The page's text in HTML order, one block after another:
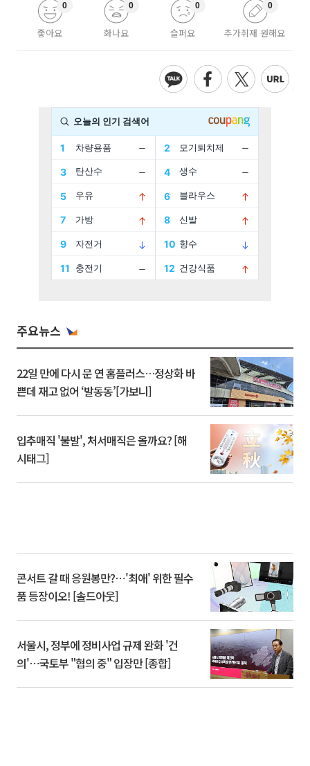
좋아요
0
화나요
0
슬퍼요
0
추가취재 원해요
0
주요뉴스
22일 만에 다시 문 연 홈플러스…정상화 바
쁜데 재고 없어 ‘발동동’[가보니]
입추매직 '불발', 처서매직은 올까요? [해
시태그]
콘서트 갈 때 응원봉만?⋯'최애' 위한 필수
품 등장이오! [솔드아웃]
서울시, 정부에 정비사업 규제 완화 '건
의'⋯국토부 "협의 중" 입장만 [종합]